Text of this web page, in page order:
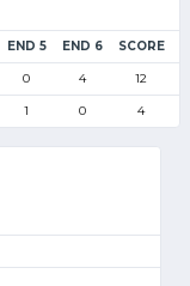
END 5 END 6 SCORE
0 4 12
1 0 4